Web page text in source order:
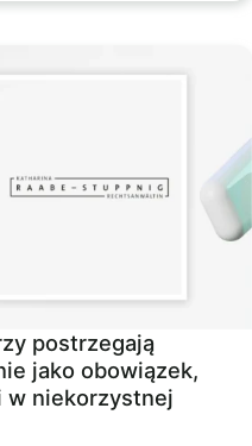
postrzegają
jako obowiązek,
w niekorzystnej